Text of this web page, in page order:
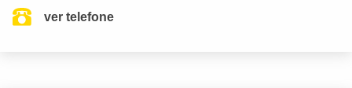
ver telefone